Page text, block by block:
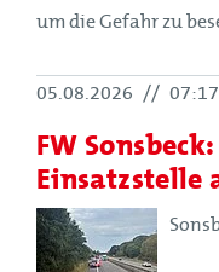
um die Gefahr zu
05.08.2026 //
FW
Einsatzstelle